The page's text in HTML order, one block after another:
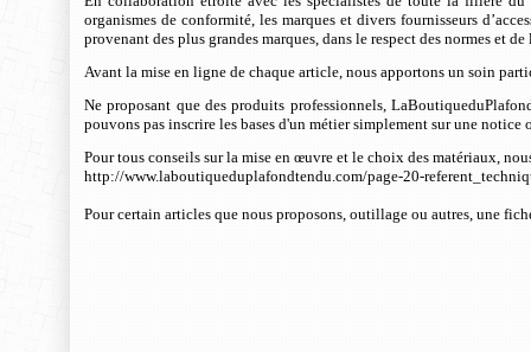
organismes de conformité, les marques et divers fournisseurs
provenant des plus grandes marques, dans le respect des normes et
Avant la mise en ligne de chaque article, nous apportons un soin
Ne proposant que des produits professionnels,
pouvons pas inscrire les bases d'un métier simplement sur une notice
Pour tous conseils sur la mise en œuvre et le choix des matériaux,
http://www.laboutiqueduplafondtendu.com/page-20-
Pour certain articles que nous proposons, outillage ou autres, une